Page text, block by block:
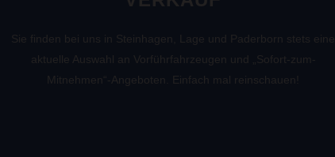
Sie finden bei uns in Steinhagen, Lage und Paderborn stets eine
aktuelle Auswahl an Vorführfahrzeugen und „Sofort-zum-
Mitnehmen“-Angeboten. Einfach mal reinschauen!